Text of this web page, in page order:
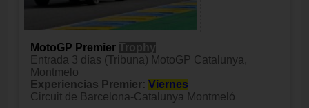
MotoGP Premier Trophy
Entrada 3 días (Tribuna) MotoGP Catalunya,
Montmelo
Experiencias Premier: Viernes
Circuit de Barcelona-Catalunya Montmeló